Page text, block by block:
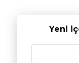
Yeni